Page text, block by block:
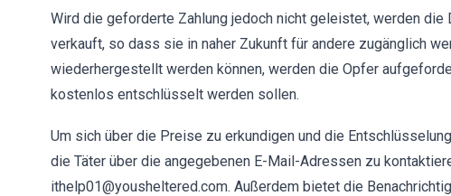
Wird die geforderte Zahlung jedoch nicht geleistet, werden
verkauft, so dass sie in naher Zukunft für andere zugänglich
wiederhergestellt werden können, werden die Opfer
kostenlos entschlüsselt werden sollen.
Um sich über die Preise zu erkundigen und die
die Täter über die angegebenen E-Mail-Adressen zu
ithelp01@yousheltered.com. Außerdem bietet die